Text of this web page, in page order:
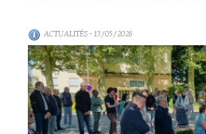
ACTUALITÉS- 13/05/2026